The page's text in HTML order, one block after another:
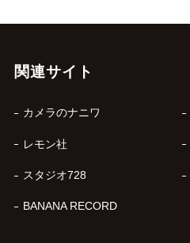
関連サイト
カメラのナニワ
レモン社
スタジオ728
BANANA RECORD